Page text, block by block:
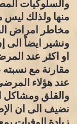
والسلوكيات
منها ولذلك ليس
مخاطر امراض
او اكثر عند
مقارنة مع
عند هؤلاء
والقلق ومشاكل
نضيف الى ان